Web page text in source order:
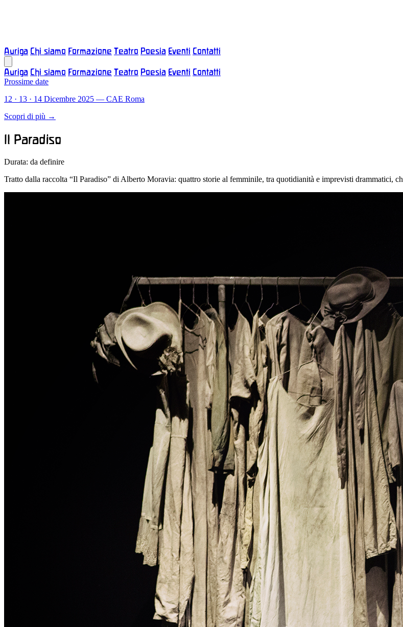
Auriga Chi siamo Formazione Teatro Poesia Eventi Contatti
Auriga Chi siamo Formazione Teatro Poesia Eventi Contatti
Prossime date
12 · 13 · 14 Dicembre 2025 — CAE Roma
Scopri di più →
Il Paradiso
Durata: da definire
Tratto dalla raccolta “Il Paradiso” di Alberto Moravia: quattro storie al femminile, tra quotidianità e imprevisti drammatici,